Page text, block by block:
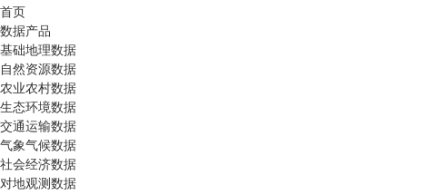
首页
数据产品
基础地理数据
自然资源数据
农业农村数据
生态环境数据
交通运输数据
气象气候数据
社会经济数据
对地观测数据